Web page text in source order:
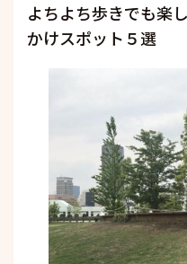
よちよち歩きでも楽
かけスポット５選